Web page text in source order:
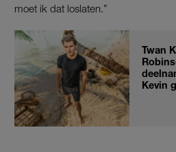
moet ik dat loslaten.”
Twan
Kevin